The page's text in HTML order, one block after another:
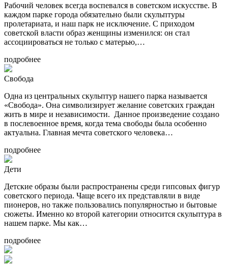
Рабочий человек всегда воспевался в советском искусстве. В
каждом парке города обязательно были скульптуры
пролетариата, и наш парк не исключение. С приходом
советской власти образ женщины изменился: он стал
ассоциироваться не только с матерью,…
подробнее
Свобода
Одна из центральных скульптур нашего парка называется
«Свобода». Она символизирует желание советских граждан
жить в мире и независимости. Данное произведение создано
в послевоенное время, когда тема свободы была особенно
актуальна. Главная мечта советского человека…
подробнее
Дети
Детские образы были распространены среди гипсовых фигур
советского периода. Чаще всего их представляли в виде
пионеров, но также пользовались популярностью и бытовые
сюжеты. Именно ко второй категории относится скульптура в
нашем парке. Мы как…
подробнее